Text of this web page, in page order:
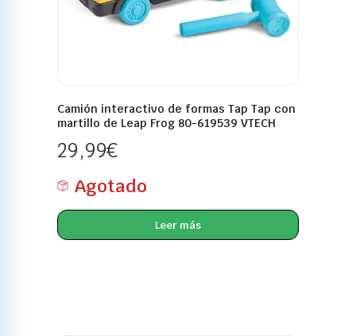
Camión interactivo de formas Tap Tap con
martillo de Leap Frog 80-619539 VTECH
29,99€
Agotado
Leer más